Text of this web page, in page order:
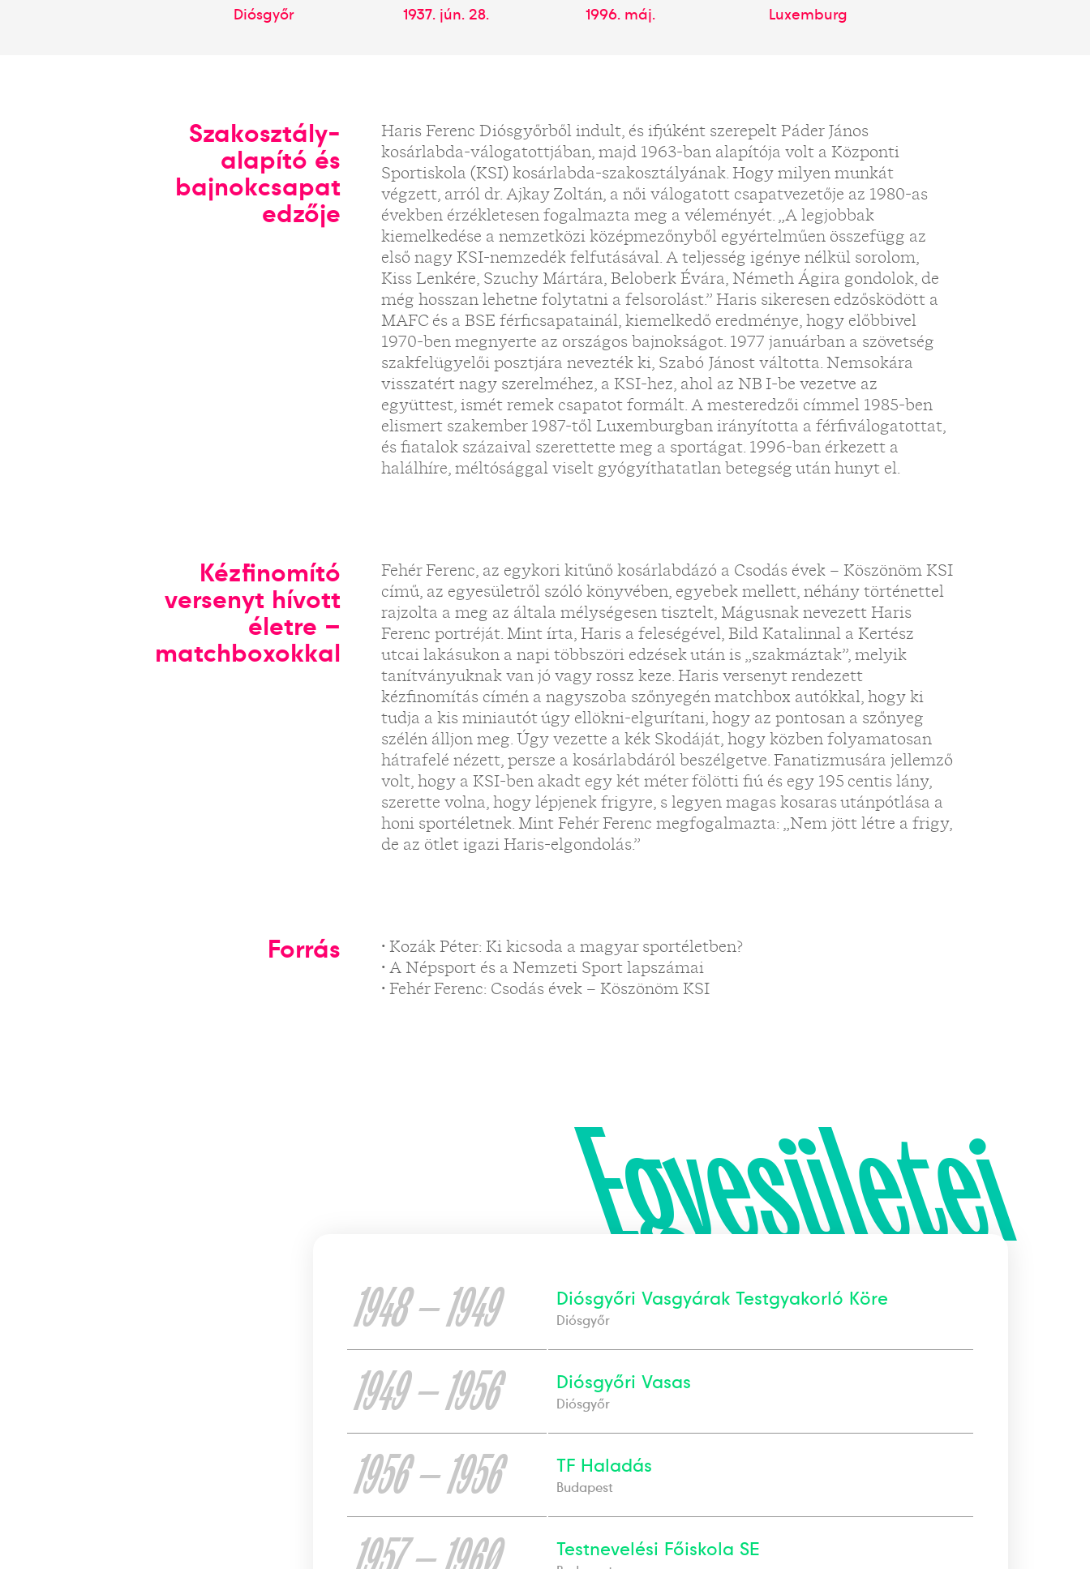
Diósgyőr 1937. jún. 28. 1996. máj. Luxemburg
Szakosztály-
alapító és
bajnokcsapat
edzője
Haris Ferenc Diósgyőrből indult, és ifjúként szerepelt Páder János
kosárlabda-válogatottjában, majd 1963-ban alapítója volt a Központi
Sportiskola (KSI) kosárlabda-szakosztályának. Hogy milyen munkát
végzett, arról dr. Ajkay Zoltán, a női válogatott csapatvezetője az 1980-as
években érzékletesen fogalmazta meg a véleményét. „A legjobbak
kiemelkedése a nemzetközi középmezőnyből egyértelműen összefügg az
első nagy KSI-nemzedék felfutásával. A teljesség igénye nélkül sorolom,
Kiss Lenkére, Szuchy Mártára, Beloberk Évára, Németh Ágira gondolok, de
még hosszan lehetne folytatni a felsorolást.” Haris sikeresen edzősködött a
MAFC és a BSE férficsapatainál, kiemelkedő eredménye, hogy előbbivel
1970-ben megnyerte az országos bajnokságot. 1977 januárban a szövetség
szakfelügyelői posztjára nevezték ki, Szabó Jánost váltotta. Nemsokára
visszatért nagy szerelméhez, a KSI-hez, ahol az NB I-be vezetve az
együttest, ismét remek csapatot formált. A mesteredzői címmel 1985-ben
elismert szakember 1987-től Luxemburgban irányította a férfiválogatottat,
és fiatalok százaival szerettette meg a sportágat. 1996-ban érkezett a
halálhíre, méltósággal viselt gyógyíthatatlan betegség után hunyt el.
Kézfinomító
versenyt hívott
életre –
matchboxokkal
Fehér Ferenc, az egykori kitűnő kosárlabdázó a Csodás évek – Köszönöm KSI
című, az egyesületről szóló könyvében, egyebek mellett, néhány történettel
rajzolta a meg az általa mélységesen tisztelt, Mágusnak nevezett Haris
Ferenc portréját. Mint írta, Haris a feleségével, Bild Katalinnal a Kertész
utcai lakásukon a napi többszöri edzések után is „szakmáztak”, melyik
tanítványuknak van jó vagy rossz keze. Haris versenyt rendezett
kézfinomítás címén a nagyszoba szőnyegén matchbox autókkal, hogy ki
tudja a kis miniautót úgy ellökni-elgurítani, hogy az pontosan a szőnyeg
szélén álljon meg. Úgy vezette a kék Skodáját, hogy közben folyamatosan
hátrafelé nézett, persze a kosárlabdáról beszélgetve. Fanatizmusára jellemző
volt, hogy a KSI-ben akadt egy két méter fölötti fiú és egy 195 centis lány,
szerette volna, hogy lépjenek frigyre, s legyen magas kosaras utánpótlása a
honi sportéletnek. Mint Fehér Ferenc megfogalmazta: „Nem jött létre a frigy,
de az ötlet igazi Haris-elgondolás.”
Forrás
• Kozák Péter: Ki kicsoda a magyar sportéletben?
• A Népsport és a Nemzeti Sport lapszámai
• Fehér Ferenc: Csodás évek – Köszönöm KSI
Egyesületei
1948 — 1949 Diósgyőri Vasgyárak Testgyakorló Köre
Diósgyőr
1949 — 1956 Diósgyőri Vasas
Diósgyőr
1956 — 1956 TF Haladás
Budapest
Testnevelési Főiskola SE